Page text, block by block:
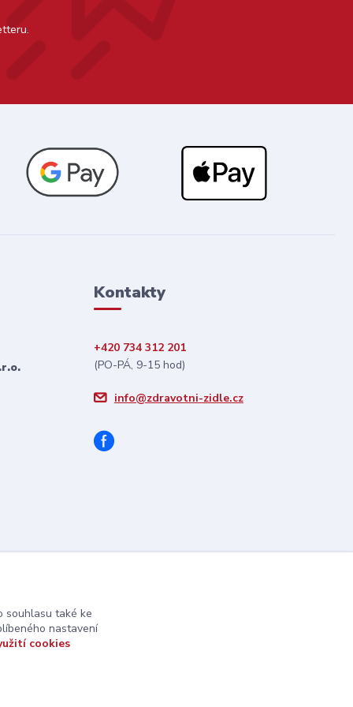
Kontakty
+420 734 312 201
(PO-PÁ, 9-15 hod)
info@zdravotni-zidle.cz
souhlasu také ke
nastavení
cookies